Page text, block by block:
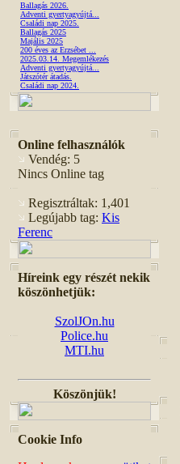
Ballagás 2026.
Adventi gyertyagyújtá...
Családi nap 2025.
Ballagás 2025
Majális 2025
200 éves az Erzsébet ...
2025.03.14. Megemlékezés
Adventi gyertyagyújtá...
Játszótér átadás.
Családi nap 2024.
Online felhasználók
Vendég: 5
Nincs Online tag
Regisztráltak: 1,401
Legújabb tag: Kis
Ferenc
Híreink egy részét nekik
köszönhetjük:
SzolJOn.hu
Police.hu
MTI.hu
Köszönjük!
Cookie Info